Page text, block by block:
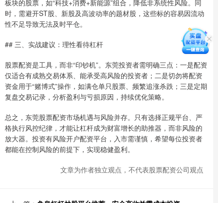
板块的股票，如“科技+消费+新能源”组合，降低非系统性风险。同
时，需避开ST股、新股及高波动率的题材股，这些标的容易因流动
性不足导致无法及时平仓。
## 三、实战建议：理性看待杠杆
股票配资是工具，而非“印钞机”。东莞投资者需明确三点：一是配资
仅适合有成熟交易体系、能承受高风险的投资者；二是切勿将配资
资金用于“赌博式”操作，如满仓单只股票、频繁追涨杀跌；三是定期
复盘交易记录，分析盈利与亏损原因，持续优化策略。
总之，东莞股票配资市场机遇与风险并存。只有选择正规平台、严
格执行风控纪律，才能让杠杆成为财富增长的助推器，而非风险的
放大器。投资有风险开户配资平台，入市需谨慎，希望每位投资者
都能在控制风险的前提下，实现稳健盈利。
文章为作者独立观点，不代表股票配资公司观点